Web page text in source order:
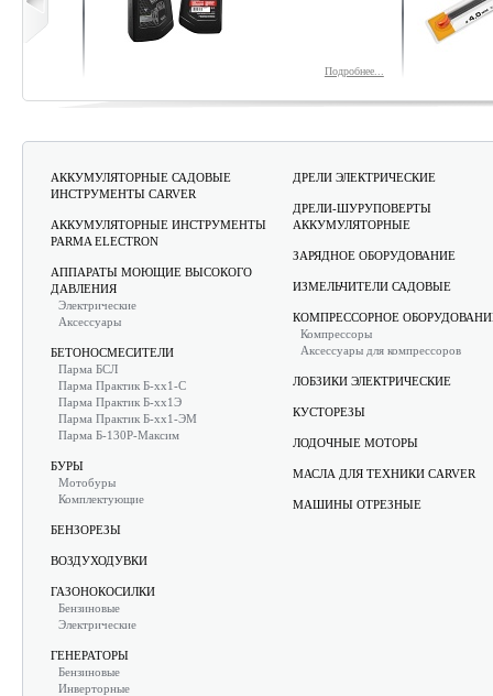
Подробнее...
АККУМУЛЯТОРНЫЕ САДОВЫЕ
ИНСТРУМЕНТЫ CARVER
АККУМУЛЯТОРНЫЕ ИНСТРУМЕНТЫ
PARMA ELECTRON
АППАРАТЫ МОЮЩИЕ ВЫСОКОГО
ДАВЛЕНИЯ
Электрические
Аксессуары
БЕТОНОСМЕСИТЕЛИ
Парма БСЛ
Парма Практик Б-хх1-С
Парма Практик Б-хх1Э
Парма Практик Б-хх1-ЭМ
Парма Б-130Р-Максим
БУРЫ
Мотобуры
Комплектующие
БЕНЗОРЕЗЫ
ВОЗДУХОДУВКИ
ГАЗОНОКОСИЛКИ
Бензиновые
Электрические
ГЕНЕРАТОРЫ
Бензиновые
Инверторные
ДРЕЛИ ЭЛЕКТРИЧЕСКИЕ
ДРЕЛИ-ШУРУПОВЕРТЫ
АККУМУЛЯТОРНЫЕ
ЗАРЯДНОЕ ОБОРУДОВАНИЕ
ИЗМЕЛЬЧИТЕЛИ САДОВЫЕ
КОМПРЕССОРНОЕ
Компрессоры
Аксессуары для компрессоров
ЛОБЗИКИ ЭЛЕКТРИЧЕСКИЕ
КУСТОРЕЗЫ
ЛОДОЧНЫЕ МОТОРЫ
МАСЛА ДЛЯ ТЕХНИКИ CARVER
МАШИНЫ ОТРЕЗНЫЕ